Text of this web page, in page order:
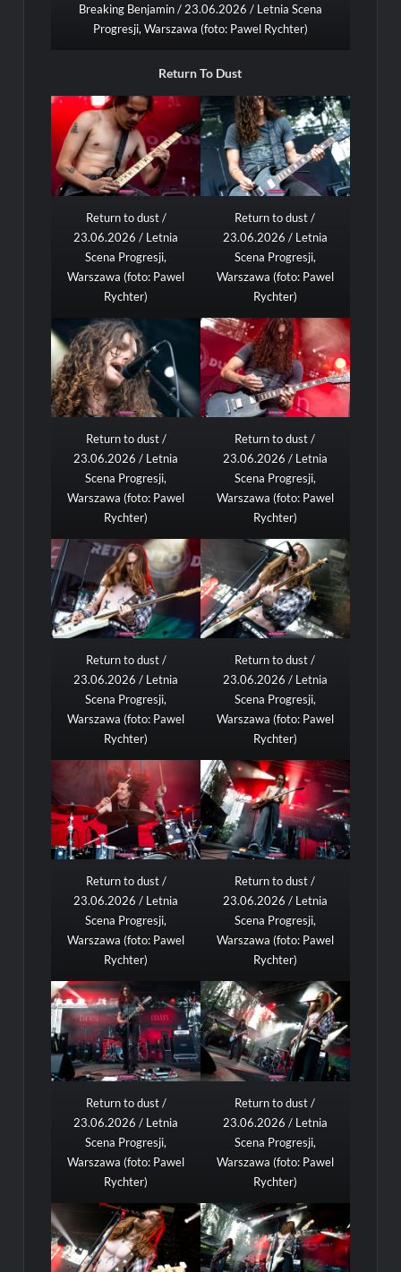
Breaking Benjamin / 23.06.2026 / Letnia Scena
Progresji, Warszawa (foto: Pawel Rychter)
Return To Dust
Return to dust /
23.06.2026 / Letnia
Scena Progresji,
Warszawa (foto: Pawel
Rychter)
Return to dust /
23.06.2026 / Letnia
Scena Progresji,
Warszawa (foto: Pawel
Rychter)
Return to dust /
23.06.2026 / Letnia
Scena Progresji,
Warszawa (foto: Pawel
Rychter)
Return to dust /
23.06.2026 / Letnia
Scena Progresji,
Warszawa (foto: Pawel
Rychter)
Return to dust /
23.06.2026 / Letnia
Scena Progresji,
Warszawa (foto: Pawel
Rychter)
Return to dust /
23.06.2026 / Letnia
Scena Progresji,
Warszawa (foto: Pawel
Rychter)
Return to dust /
23.06.2026 / Letnia
Scena Progresji,
Warszawa (foto: Pawel
Rychter)
Return to dust /
23.06.2026 / Letnia
Scena Progresji,
Warszawa (foto: Pawel
Rychter)
Return to dust /
23.06.2026 / Letnia
Scena Progresji,
Warszawa (foto: Pawel
Rychter)
Return to dust /
23.06.2026 / Letnia
Scena Progresji,
Warszawa (foto: Pawel
Rychter)